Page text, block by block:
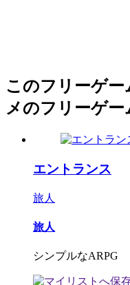
このフリーゲ
メのフリーゲー
エントランス
旅人
旅人
シンプルなARPG